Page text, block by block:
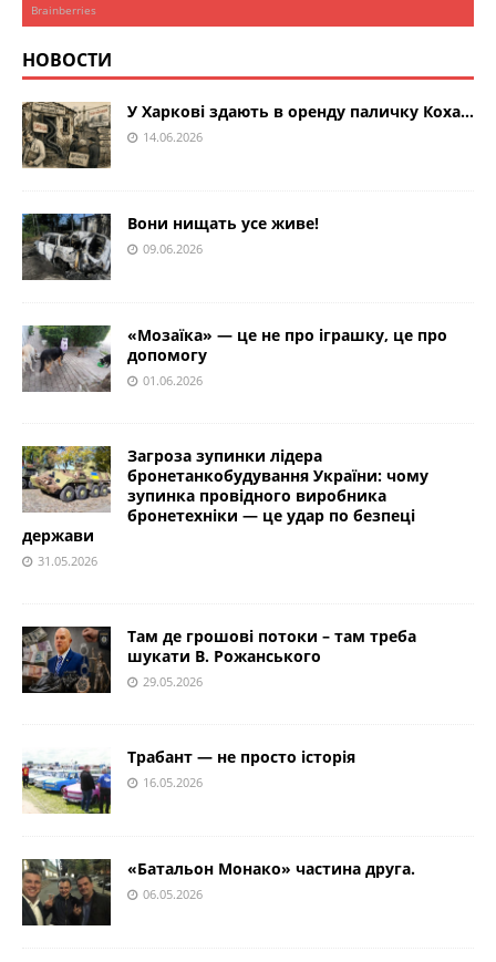
НОВОСТИ
У Харкові здають в оренду паличку Коха…
14.06.2026
Вони нищать усе живе!
09.06.2026
«Мозаїка» — це не про іграшку, це про
допомогу
01.06.2026
Загроза зупинки лідера
бронетанкобудування України: чому
зупинка провідного виробника
бронетехніки — це удар по безпеці
держави
31.05.2026
Там де грошові потоки – там треба
шукати В. Рожанського
29.05.2026
Трабант — не просто історія
16.05.2026
«Батальон Монако» частина друга.
06.05.2026